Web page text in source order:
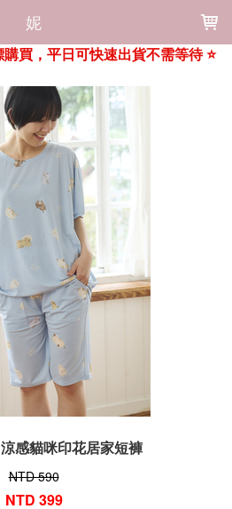
妮
感貓咪印花居家短褲
NTD 590
NTD 399